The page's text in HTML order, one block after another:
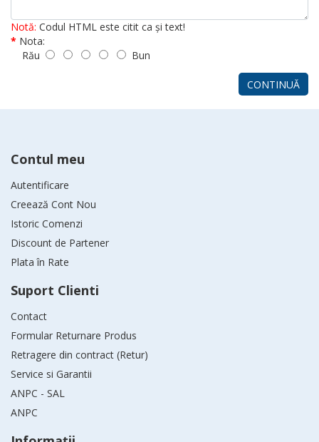
Notă: Codul HTML este citit ca şi text!
Nota:
Rău
Bun
CONTINUĂ
Contul meu
Autentificare
Creează Cont Nou
Istoric Comenzi
Discount de Partener
Plata în Rate
Suport Clienti
Contact
Formular Returnare Produs
Retragere din contract (Retur)
Service si Garantii
ANPC - SAL
ANPC